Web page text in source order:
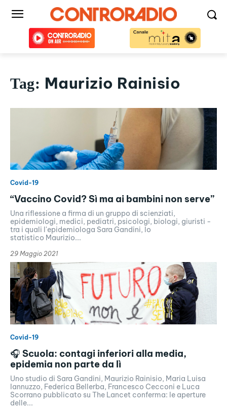
Tag: Maurizio Rainisio
Covid-19
“Vaccino Covid? Sì ma ai bambini non serve”
Una riflessione a firma di un gruppo di scienziati,
epidemiologi, medici, pediatri, psicologi, biologi, giuristi -
tra i quali l'epidemiologa Sara Gandini, lo
statistico Maurizio...
29 Maggio 2021
Covid-19
🎧 Scuola: contagi inferiori alla media,
epidemia non parte da lì
Uno studio di Sara Gandini, Maurizio Rainisio, Maria Luisa
Iannuzzo, Federica Bellerba, Francesco Cecconi e Luca
Scorrano pubblicato su The Lancet conferma: le aperture
delle...